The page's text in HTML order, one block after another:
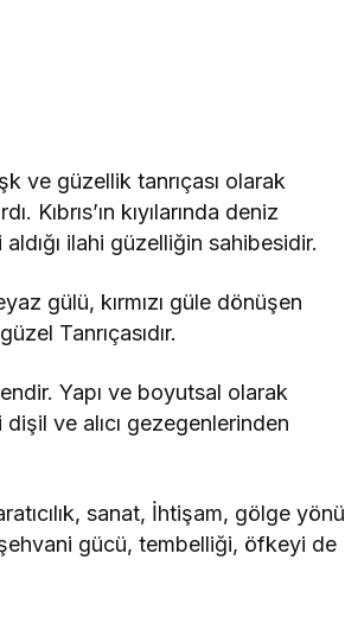
ve güzellik tanrıçası olarak
Kıbrıs’ın kıyılarında deniz
ilahi güzelliğin sahibesidir.
gülü, kırmızı güle dönüşen
Tanrıçasıdır.
Yapı ve boyutsal olarak
ve alıcı gezegenlerinden
sanat, İhtişam, gölge yönü
gücü, tembelliği, öfkeyi de